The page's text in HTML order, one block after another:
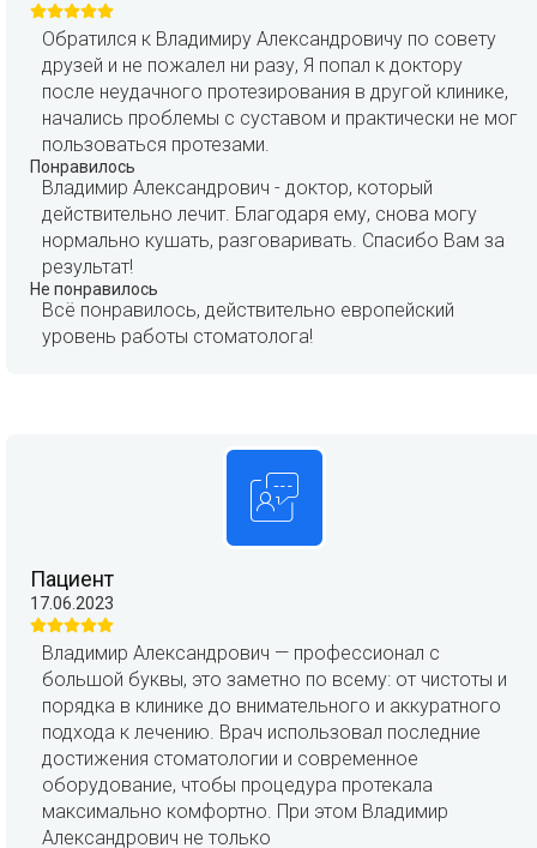
Обратился к Владимиру Александровичу по совету
друзей и не пожалел ни разу, Я попал к доктору
после неудачного протезирования в другой клинике,
начались проблемы с суставом и практически не мог
пользоваться протезами.
Понравилось
Владимир Александрович - доктор, который
действительно лечит. Благодаря ему, снова могу
нормально кушать, разговаривать. Спасибо Вам за
результат!
Не понравилось
Всё понравилось, действительно европейский
уровень работы стоматолога!
Пациент
17.06.2023
Владимир Александрович — профессионал с
большой буквы, это заметно по всему: от чистоты и
порядка в клинике до внимательного и аккуратного
подхода к лечению. Врач использовал последние
достижения стоматологии и современное
оборудование, чтобы процедура протекала
максимально комфортно. При этом Владимир
Александрович не только